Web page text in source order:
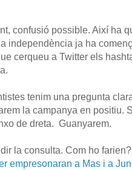
confusió possible. Així ha
independència ja ha
cerqueu a Twitter els
tenim una pregunta
la campanya en positiu.
de dreta. Guanyarem.
la consulta. Com ho
empresonaran a Mas i a